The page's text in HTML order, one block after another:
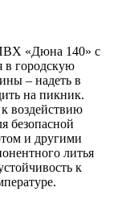
«Дюна 140» с
в городскую
– надеть в
на пикник.
воздействию
безопасной
и другими
литья
к